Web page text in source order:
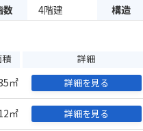
数 4階建 構造
積 詳細
㎡ 詳細を見る
㎡ 詳細を見る